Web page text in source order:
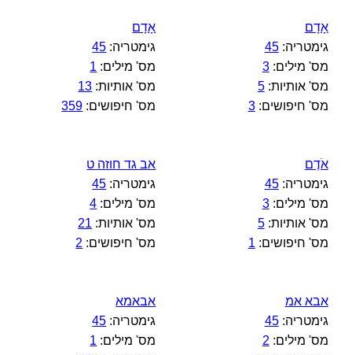
אָדָם
גימטריה:45
מס' מילים:3
מס' אותיות:5
מס' חיפושים:3
אָדָם‎
גימטריה: 45
מס' מילים: 1
מס' אותיות: 13
מס' חיפושים: 359
אֹדֶם
גימטריה:45
מס' מילים:3
מס' אותיות:5
מס' חיפושים: 1
אב גד חוזה ט
גימטריה: 45
מס' מילים: 4
מס' אותיות: 21
מס' חיפושים: 2
אבא אמ
גימטריה:45
מס' מילים: 2
אבאמא
גימטריה: 45
מס' מילים: 1